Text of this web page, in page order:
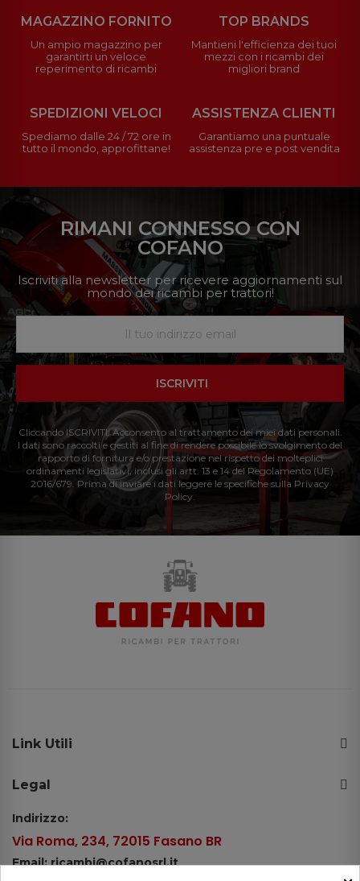
MAGAZZINO FORNITO
Un ampio magazzino per
garantirti un veloce
reperimento di ricambi
TOP BRANDS
Mantieni l'efficienza dei tuoi
mezzi con i ricambi dei
migliori brand
SPEDIZIONI VELOCI
Spediamo dalle 24 / 72 ore in
tutto il mondo, approfittane!
ASSISTENZA CLIENTI
Garantiamo una puntuale
assistenza pre e post vendita
RIMANI CONNESSO CON
COFANO
Iscriviti alla newsletter per ricevere aggiornamenti sul
mondo dei ricambi per trattori!
ISCRIVITI
Cliccando ISCRIVITI: Acconsento al trattamento dei miei dati personali.
I dati sono raccolti e gestiti al fine di rendere possibile lo svolgimento del
rapporto di fornitura e/o prestazione nel rispetto dei molteplici
ordinamenti legislativi, inclusi gli artt. 13 e 14 del Regolamento (UE)
2016/679. Prima di inviare i dati leggere le specifiche sulla Privacy
Policy.
Link Utili
Legal
Indirizzo:
Via Roma, 234, 72015 Fasano BR
Email: ricambi@cofanosrl.it